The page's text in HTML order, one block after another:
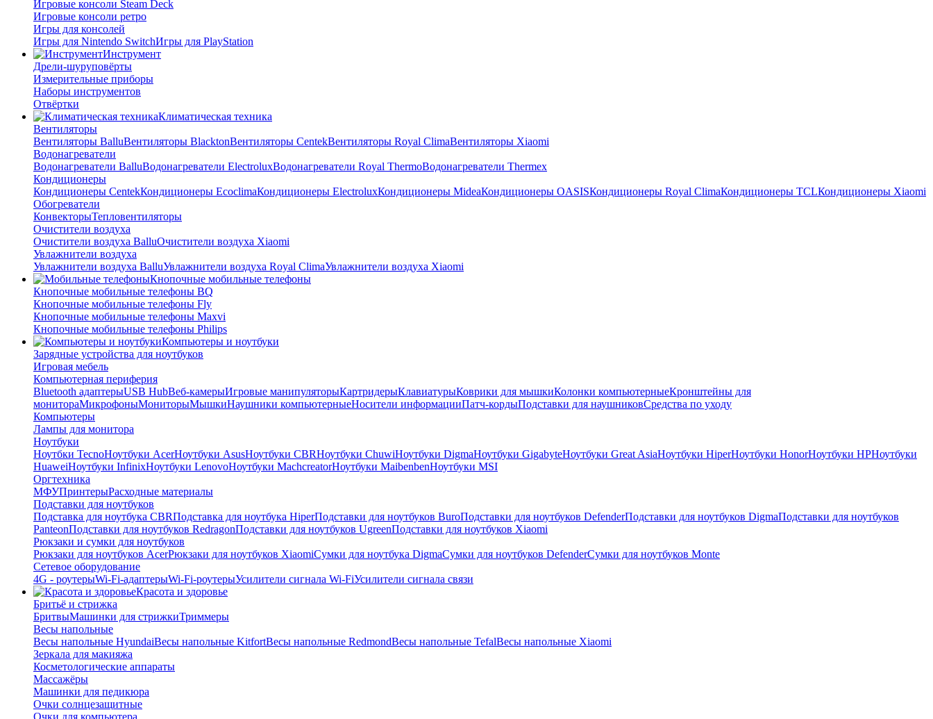
Игровые консоли Steam Deck
Игровые консоли ретро
Игры для консолей
Игры для Nintendo SwitchИгры для PlayStation
Инструмент
Дрели-шуруповёрты
Измерительные приборы
Наборы инструментов
Отвёртки
Климатическая техника
Вентиляторы
Вентиляторы BalluВентиляторы BlacktonВентиляторы CentekВентиляторы Royal ClimaВентиляторы Xiaomi
Водонагреватели
Водонагреватели BalluВодонагреватели ElectroluxВодонагреватели Royal ThermoВодонагреватели Thermex
Кондиционеры
Кондиционеры CentekКондиционеры EcoclimaКондиционеры ElectroluxКондиционеры MideaКондиционеры OASISКондиционеры Royal ClimaКондиционеры TCLКондиционеры Xiaomi
Обогреватели
КонвекторыТепловентиляторы
Очистители воздуха
Очистители воздуха BalluОчистители воздуха Xiaomi
Увлажнители воздуха
Увлажнители воздуха BalluУвлажнители воздуха Royal ClimaУвлажнители воздуха Xiaomi
Кнопочные мобильные телефоны
Кнопочные мобильные телефоны BQ
Кнопочные мобильные телефоны Fly
Кнопочные мобильные телефоны Maxvi
Кнопочные мобильные телефоны Philips
Компьютеры и ноутбуки
Зарядные устройства для ноутбуков
Игровая мебель
Компьютерная периферия
Bluetooth адаптерыUSB HubВеб-камерыИгровые манипуляторыКартридерыКлавиатурыКоврики для мышкиКолонки компьютерныеКронштейны для
монитораМикрофоныМониторыМышкиНаушники компьютерныеНосители информацииПатч-кордыПодставки для наушниковСредства по уходу
Компьютеры
Лампы для монитора
Ноутбуки
Ноутбки TecnoНоутбуки AcerНоутбуки AsusНоутбуки CBRНоутбуки ChuwiНоутбуки DigmaНоутбуки GigabyteНоутбуки Great AsiaНоутбуки HiperНоутбуки HonorНоутбуки HPНоутбуки
HuaweiНоутбуки InfinixНоутбуки LenovoНоутбуки MachcreatorНоутбуки MaibenbenНоутбуки MSI
Оргтехника
МФУПринтерыРасходные материалы
Подставки для ноутбуков
Подставка для ноутбука CBRПодставка для ноутбука HiperПодставки для ноутбуков BuroПодставки для ноутбуков DefenderПодставки для ноутбуков DigmaПодставки для ноутбуков
PanteonПодставки для ноутбуков RedragonПодставки для ноутбуков UgreenПодставки для ноутбуков Xiaomi
Рюкзаки и сумки для ноутбуков
Рюкзаки для ноутбуков AcerРюкзаки для ноутбуков XiaomiСумки для ноутбука DigmaСумки для ноутбуков DefenderСумки для ноутбуков Monte
Сетевое оборудование
4G - роутерыWi-Fi-адаптерыWi-Fi-роутерыУсилители сигнала Wi-FiУсилители сигнала связи
Красота и здоровье
Бритьё и стрижка
БритвыМашинки для стрижкиТриммеры
Весы напольные
Весы напольные HyundaiВесы напольные KitfortВесы напольные RedmondВесы напольные TefalВесы напольные Xiaomi
Зеркала для макияжа
Косметологические аппараты
Массажёры
Машинки для педикюра
Очки cолнцезащитные
Очки для компьютера